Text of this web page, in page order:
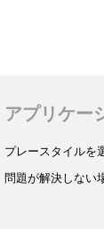
アプリケー
プレースタイルを
問題が解決しない